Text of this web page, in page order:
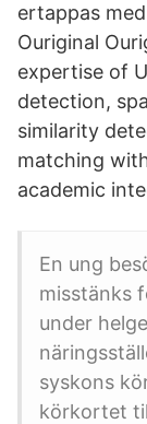
ertappas
Ouriginal
expertise of
detection,
similarity
matching
academic
En ung
misstänks
under
syskons
körkortet